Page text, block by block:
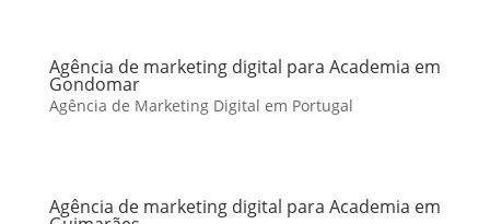
Agência de marketing digital para Academia em
Gondomar
Agência de Marketing Digital em Portugal
Agência de marketing digital para Academia em